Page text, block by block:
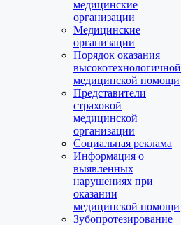
медицинские
организации
Медицинские
организации
Порядок оказания
высокотехнологичной
медицинской помощи
Представители
страховой
медицинской
организации
Социальная реклама
Информация о
выявленных
нарушениях при
оказании
медицинской помощи
Зубопротезирование